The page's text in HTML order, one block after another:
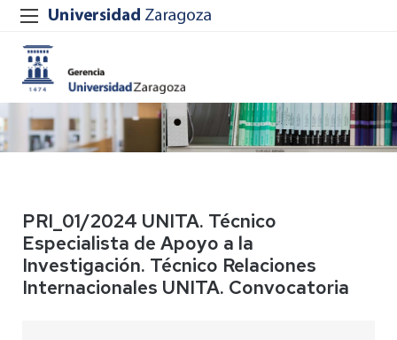
PRI_01/2024 UNITA. Técnico
Especialista de Apoyo a la
Investigación. Técnico Relaciones
Internacionales UNITA. Convocatoria